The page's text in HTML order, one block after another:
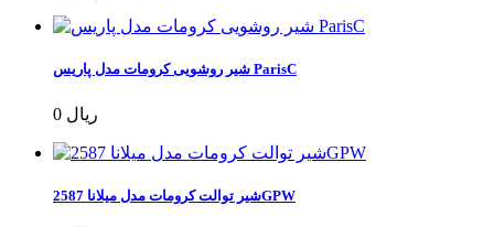
شیر روشویی کرومات مدل پاریس ParisC
0 ریال
شیر توالت کرومات مدل میلانا 2587GPW